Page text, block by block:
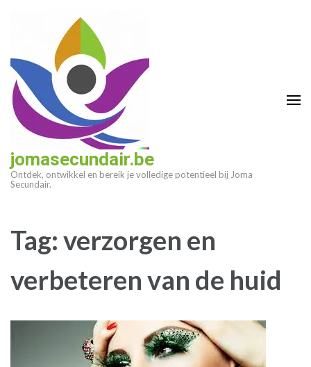
(druk
enter)
jomasecundair.be
Ontdek, ontwikkel en bereik je volledige potentieel bij Joma
Secundair.
Tag:verzorgen en
verbeteren van de huid